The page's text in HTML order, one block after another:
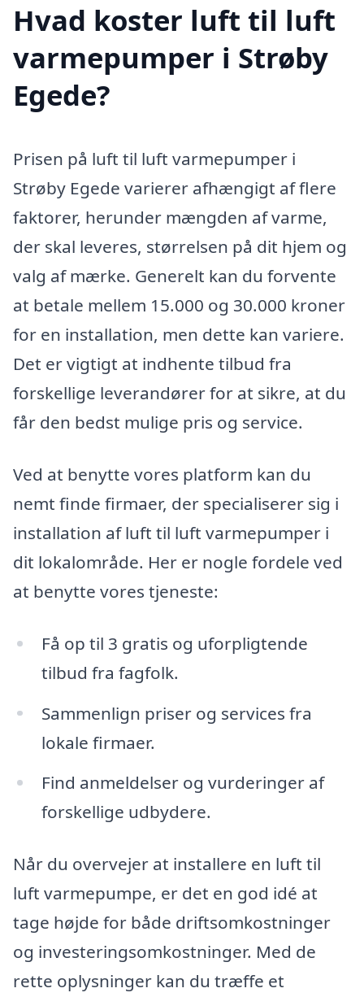
Hvad koster luft til luft
varmepumper i Strøby
Egede?
Prisen på luft til luft varmepumper i
Strøby Egede varierer afhængigt af flere
faktorer, herunder mængden af varme,
der skal leveres, størrelsen på dit hjem og
valg af mærke. Generelt kan du forvente
at betale mellem 15.000 og 30.000 kroner
for en installation, men dette kan variere.
Det er vigtigt at indhente tilbud fra
forskellige leverandører for at sikre, at du
får den bedst mulige pris og service.
Ved at benytte vores platform kan du
nemt finde firmaer, der specialiserer sig i
installation af luft til luft varmepumper i
dit lokalområde. Her er nogle fordele ved
at benytte vores tjeneste:
Få op til 3 gratis og uforpligtende
tilbud fra fagfolk.
Sammenlign priser og services fra
lokale firmaer.
Find anmeldelser og vurderinger af
forskellige udbydere.
Når du overvejer at installere en luft til
luft varmepumpe, er det en god idé at
tage højde for både driftsomkostninger
og investeringsomkostninger. Med de
rette oplysninger kan du træffe et